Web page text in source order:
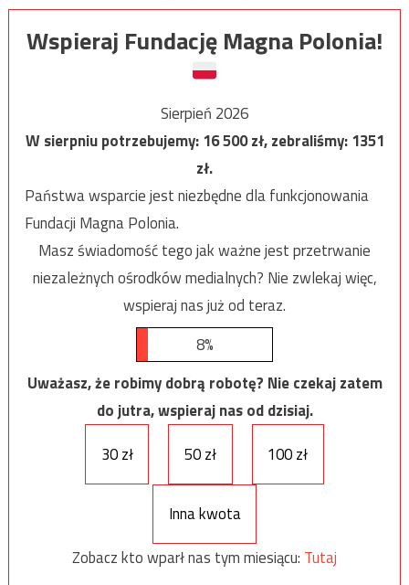
Wspieraj Fundację Magna Polonia!
Sierpień 2026
W sierpniu potrzebujemy:16 500zł, zebraliśmy:1351
zł.
Państwa wsparcie jest niezbędne dla funkcjonowania
Fundacji Magna Polonia.
Masz świadomość tego jak ważne jest przetrwanie
niezależnych ośrodków medialnych? Nie zwlekaj więc,
wspieraj nas już od teraz.
8%
Uważasz, że robimy dobrą robotę? Nie czekaj zatem
do jutra, wspieraj nas od dzisiaj.
30 zł
50 zł 100 zł
Inna kwota
Zobacz kto wparł nas tym miesiącu: Tutaj